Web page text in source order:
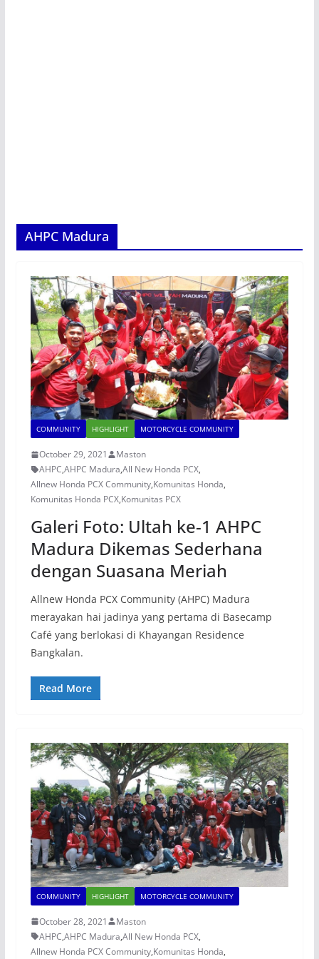
AHPC Madura
COMMUNITY HIGHLIGHT MOTORCYCLE COMMUNITY
October 29, 2021
Maston
AHPC,AHPC Madura,All New Honda PCX,
Allnew Honda PCX Community,Komunitas Honda,
Komunitas Honda PCX,Komunitas PCX
Galeri Foto: Ultah ke-1 AHPC
Madura Dikemas Sederhana
dengan Suasana Meriah
Allnew Honda PCX Community (AHPC) Madura
merayakan hai jadinya yang pertama di Basecamp
Café yang berlokasi di Khayangan Residence
Bangkalan.
Read More
COMMUNITY HIGHLIGHT MOTORCYCLE COMMUNITY
October 28, 2021
Maston
AHPC,AHPC Madura,All New Honda PCX,
Allnew Honda PCX Community,Komunitas Honda,